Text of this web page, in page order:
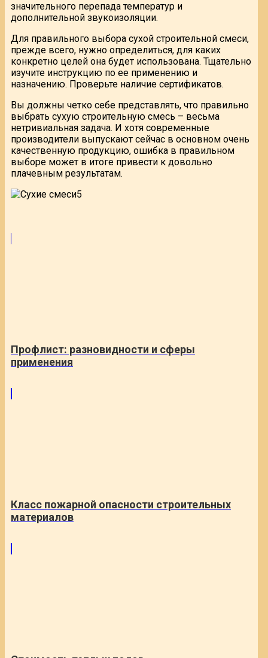
значительного перепада температур и
дополнительной звукоизоляции.
Для правильного выбора сухой строительной смеси,
прежде всего, нужно определиться, для каких
конкретно целей она будет использована. Тщательно
изучите инструкцию по ее применению и
назначению. Проверьте наличие сертификатов.
Вы должны четко себе представлять, что правильно
выбрать сухую строительную смесь – весьма
нетривиальная задача. И хотя современные
производители выпускают сейчас в основном очень
качественную продукцию, ошибка в правильном
выборе может в итоге привести к довольно
плачевным результатам.
Профлист: разновидности и сферы
применения
Класс пожарной опасности строительных
материалов